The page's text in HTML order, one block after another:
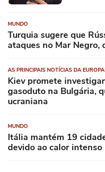
MUNDO
Turquia sugere que
ataques no Mar Negro,
AS PRINCIPAIS NOTÍCIAS DA EUROPA
Kiev promete
gasoduto na Bulgária,
ucraniana
MUNDO
Itália mantém 19
devido ao calor intenso